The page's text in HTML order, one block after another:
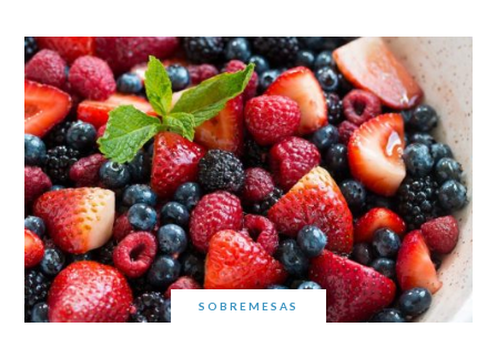
SOBREMESAS